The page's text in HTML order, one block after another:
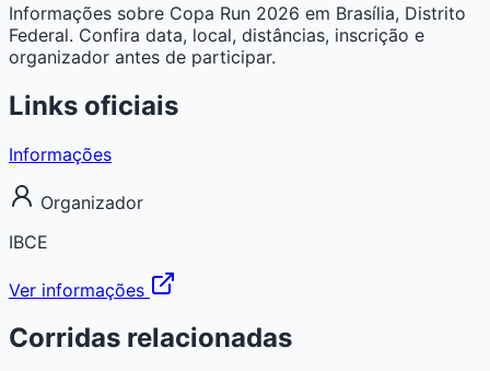
Informações sobre Copa Run 2026 em Brasília, Distrito
Federal. Confira data, local, distâncias, inscrição e
organizador antes de participar.
Links oficiais
Informações
Organizador
IBCE
Ver informações
Corridas relacionadas